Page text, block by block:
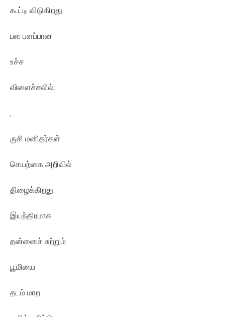
கூட்டி விடுகிறது
பள பளப்பான
உச்ச
விளைச்சலில்.
ருசி மனிதர்கள்
செயற்கை அறிவில்
திழைக்கிறது
இயந்திரமாக
தன்னைச் சுற்றும்
பூமியை
தடம் மாற